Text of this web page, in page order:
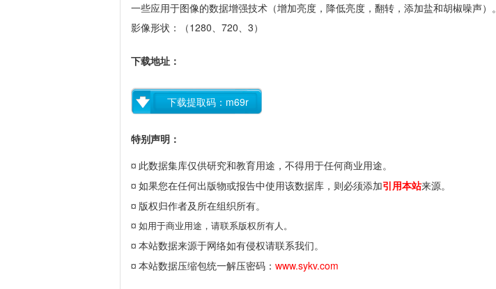
一些应用于图像的数据增强技术（增加亮度，降低亮度，翻转，添加盐和胡椒噪声）。
影像形状：（1280、720、3）
下载地址：
下载提取码：m69r
特别声明：
¤ 此数据集库仅供研究和教育用途，不得用于任何商业用途。
¤ 如果您在任何出版物或报告中使用该数据库，则必须添加引用本站来源。
¤ 版权归作者及所在组织所有。
¤ 如用于商业用途，请联系版权所有人。
¤ 本站数据来源于网络如有侵权请联系我们。
¤ 本站数据压缩包统一解压密码： www.sykv.com